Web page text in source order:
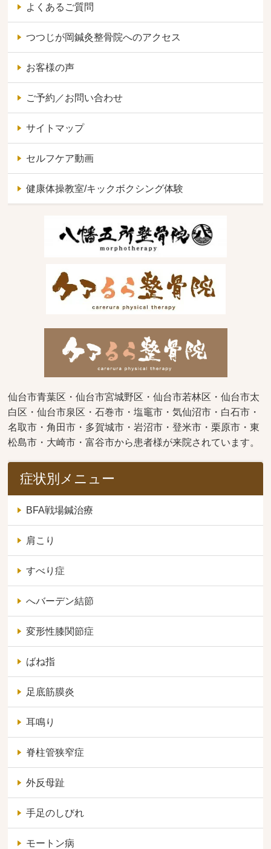
よくあるご質問
つつじが岡鍼灸整骨院へのアクセス
お客様の声
ご予約／お問い合わせ
サイトマップ
セルフケア動画
健康体操教室/キックボクシング体験
仙台市青葉区・仙台市宮城野区・仙台市若林区・仙台市太
白区・仙台市泉区・石巻市・塩竈市・気仙沼市・白石市・
名取市・角田市・多賀城市・岩沼市・登米市・栗原市・東
松島市・大崎市・富谷市から患者様が来院されています。
症状別メニュー
BFA戦場鍼治療
肩こり
すべり症
へバーデン結節
変形性膝関節症
ばね指
足底筋膜炎
耳鳴り
脊柱管狭窄症
外反母趾
手足のしびれ
モートン病